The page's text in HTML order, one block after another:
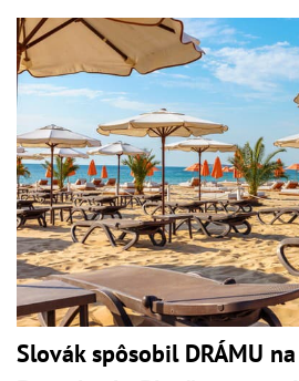
Slovák spôsobil DRÁMU